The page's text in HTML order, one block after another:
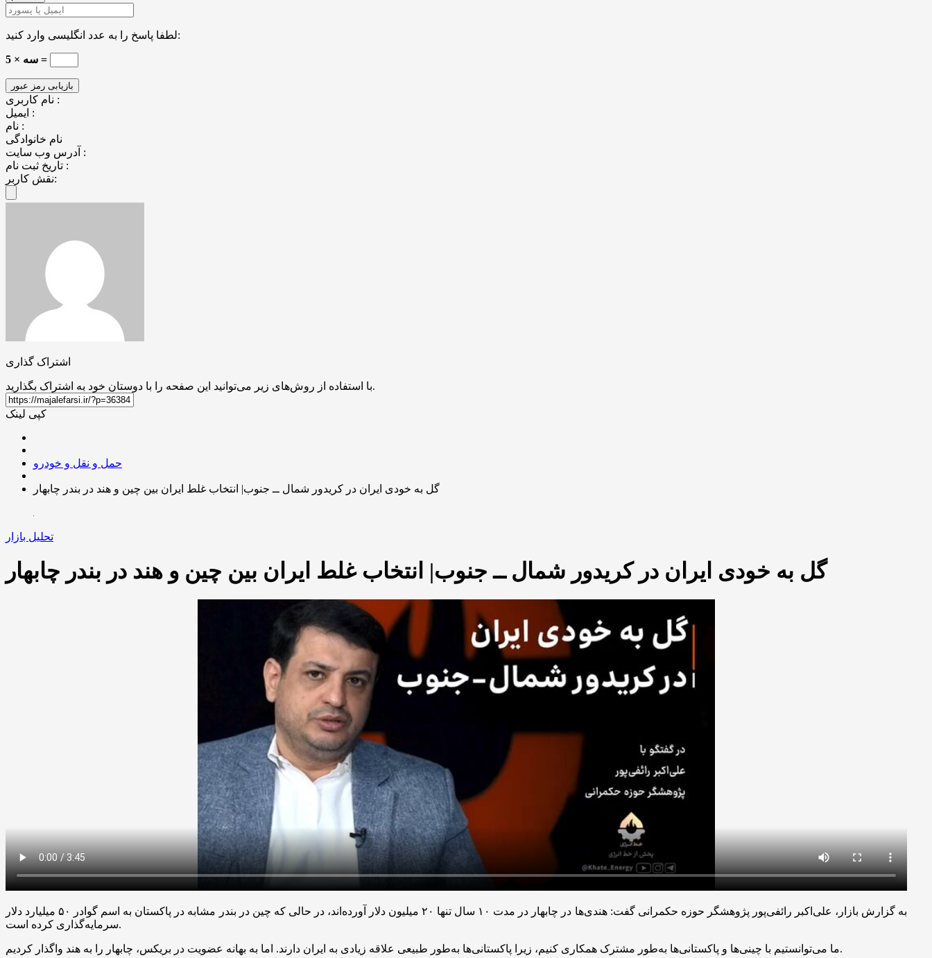
لطفا پاسخ را به عدد انگلیسی وارد کنید:
5 × سه =
نام کاربری :
ایمیل :
نام :
نام خانوادگی
آدرس وب سایت :
تاریخ ثبت نام :
نقش کاربر:
اشتراک گذاری
با استفاده از روش‌های زیر می‌توانید این صفحه را با دوستان خود به اشتراک بگذارید.
کپی لینک
حمل و نقل و خودرو
گل به خودی ایران در کریدور شمال ــ جنوب| انتخاب غلط ایران بین چین و هند در بندر چابهار
تحلیل بازار
گل به خودی ایران در کریدور شمال ــ جنوب| انتخاب غلط ایران بین چین و هند در بندر چابهار
به گزارش بازار، علی‌اکبر رائفی‌پور پژوهشگر حوزه حکمرانی گفت: هندی‌ها در چابهار در مدت ۱۰ سال تنها ۲۰ میلیون دلار آورده‌اند، در حالی که چین در بندر مشابه در پاکستان به اسم گوادر ۵۰ میلیارد دلار
سرمایه‌گذاری کرده است.
ما می‌توانستیم با چینی‌ها و پاکستانی‌ها به‌طور مشترک همکاری کنیم، زیرا پاکستانی‌ها به‌طور طبیعی علاقه زیادی به ایران دارند. اما به بهانه عضویت در بریکس، چابهار را به هند واگذار کردیم.